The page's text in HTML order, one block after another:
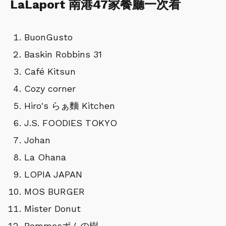
LaLaport 南港47家餐廳一次看
BuonGusto
Baskin Robbins 31
Café Kitsun
Cozy corner
Hiro's らぁ麵 Kitchen
J.S. FOODIES TOKYO
Johan
La Ohana
LOPIA JAPAN
MOS BURGER
Mister Donut